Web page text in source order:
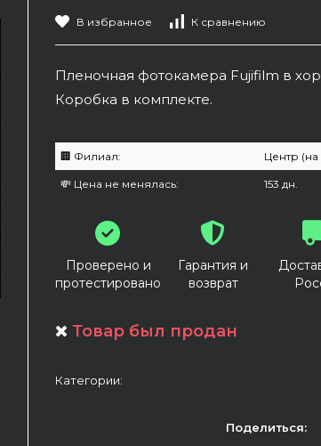
В избранное К сравнению
Пленочная фотокамера Fujifilm в
Коробка в комплекте.
🏢 Филиал: Центр
💸 Цена не менялась: 153 дн.
Проверено и
протестировано
Гарантия и
возврат
Товар был продан
Категории:
Поделиться: